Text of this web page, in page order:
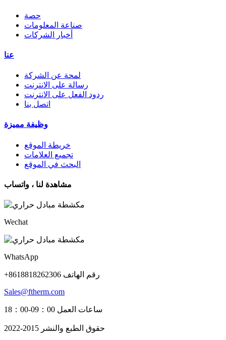
حصة
صناعة المعلومات
أخبار الشركات
عنا
لمحة عن الشركة
رسالة على الانترنت
ردود الفعل على الانترنت
اتصل بنا
وظيفة مميزة
خريطة الموقع
تجميع العلامات
البحث في الموقع
مشاهدة لنا ، واتساب
Wechat
WhatsApp
+8618818262306 رقم الهاتف
Sales@ftherm.com
ساعات العمل 09：00-18：00
حقوق الطبع والنشر 2015-2022